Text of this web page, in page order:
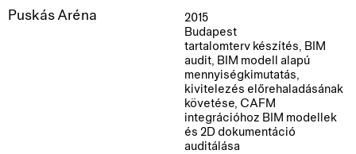
Puskás Aréna
2015
Budapest
tartalomterv készítés, BIM
audit, BIM modell alapú
mennyiségkimutatás,
kivitelezés előrehaladásának
követése, CAFM
integrációhoz BIM modellek
és 2D dokumentáció
auditálása